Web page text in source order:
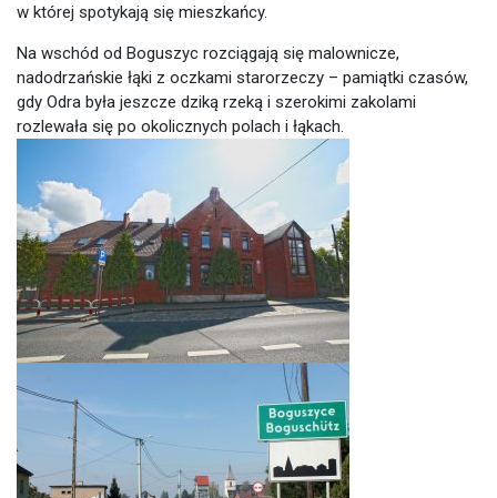
w której spotykają się mieszkańcy.
Na wschód od Boguszyc rozciągają się malownicze,
nadodrzańskie łąki z oczkami starorzeczy – pamiątki czasów,
gdy Odra była jeszcze dziką rzeką i szerokimi zakolami
rozlewała się po okolicznych polach i łąkach.